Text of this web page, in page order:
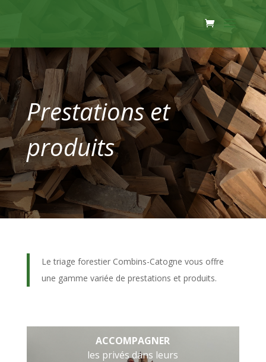
Prestations et
produits
Le triage forestier Combins-Catogne vous offre
une gamme variée de prestations et produits.
ACCOMPAGNER
les privés dans leurs